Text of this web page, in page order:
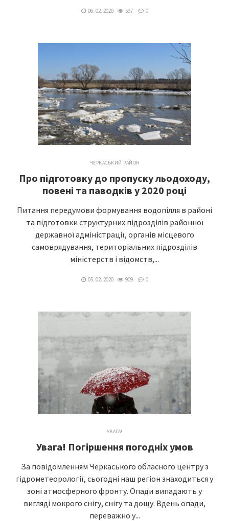
06. 02. 2020 597 0
ЧЕРКАСЬКИЙ РАЙОН
Про підготовку до пропуску льодоходу,
повені та паводків у 2020 році
Питання передумови формування водопілля в районі
та підготовки структурних підрозділів районної
державної адміністрації, органів місцевого
самоврядування, територіальних підрозділів
міністерств і відомств,...
05. 02. 2020 909 0
УВАГА!
Увага! Погіршення погодніх умов
За повідомленням Черкаського обласного центру з
гідрометеорології, сьогодні наш регіон знаходиться у
зоні атмосферного фронту. Опади випадають у
вигляді мокрого снігу, снігу та дощу. Вдень опади,
переважно у...